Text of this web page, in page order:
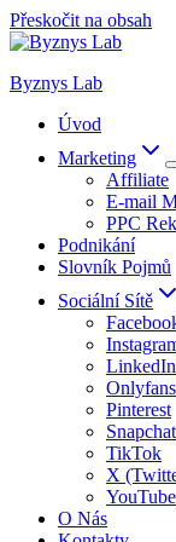
Přeskočit na obsah
Byznys Lab
Úvod
Marketing
Affiliate
E-mail
PPC
Podnikání
Slovník Pojmů
Sociální Sítě
LinkedIn
Onlyfans
Pinterest
Snapchat
TikTok
X
YouTube
O Nás